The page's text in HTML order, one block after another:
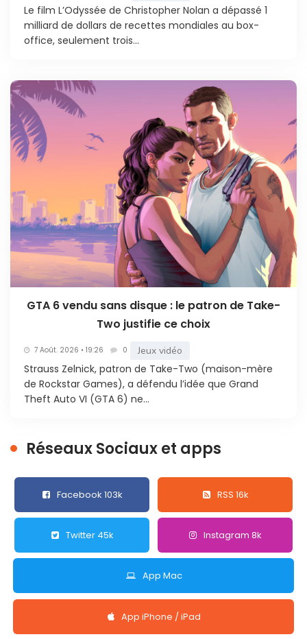
Le film L’Odyssée de Christopher Nolan a dépassé 1
milliard de dollars de recettes mondiales au box-
office, seulement trois...
GTA 6 vendu sans disque : le patron de Take-
Two justifie ce choix
7 Août. 2026 • 19:26 0 Jeux vidéo
Strauss Zelnick, patron de Take-Two (maison-mère
de Rockstar Games), a défendu l’idée que Grand
Theft Auto VI (GTA 6) ne...
Réseaux Sociaux et apps
Facebook 103k RSS 16k
Twitter 45k Instagram 8k
App Mac
App iPhone / iPad